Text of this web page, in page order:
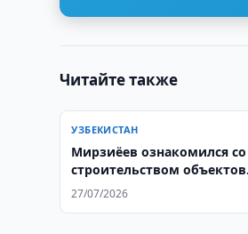
Читайте также
УЗБЕКИСТАН
Мирзиёев ознакомился со
строительством объектов
Нового Ташкента
27/07/2026